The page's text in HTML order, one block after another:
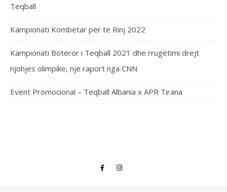
Teqball
Kampionati Kombëtar për të Rinj 2022
Kampionati Botëror i Teqball 2021 dhe rrugëtimi drejt
njohjes olimpike, një raport nga CNN
Event Promocional – Teqball Albania x APR Tirana